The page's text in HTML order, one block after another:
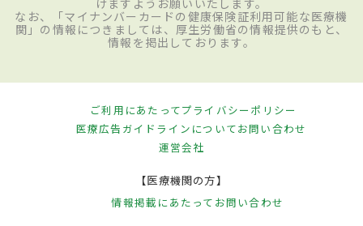
けますようお願いいたします。
なお、「マイナンバーカードの健康保険証利用可能な医療機
関」の情報につきましては、厚生労働省の情報提供のもと、
情報を掲出しております。
ご利用にあたってプライバシーポリシー
医療広告ガイドラインについてお問い合わせ
運営会社
【医療機関の方】
情報掲載にあたって お問い合わせ